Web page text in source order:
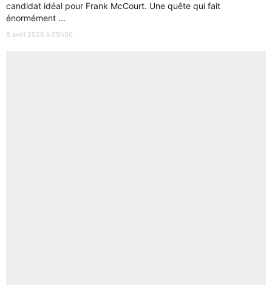
candidat idéal pour Frank McCourt. Une quête qui fait
énormément ...
8 avril 2026 à 05h00